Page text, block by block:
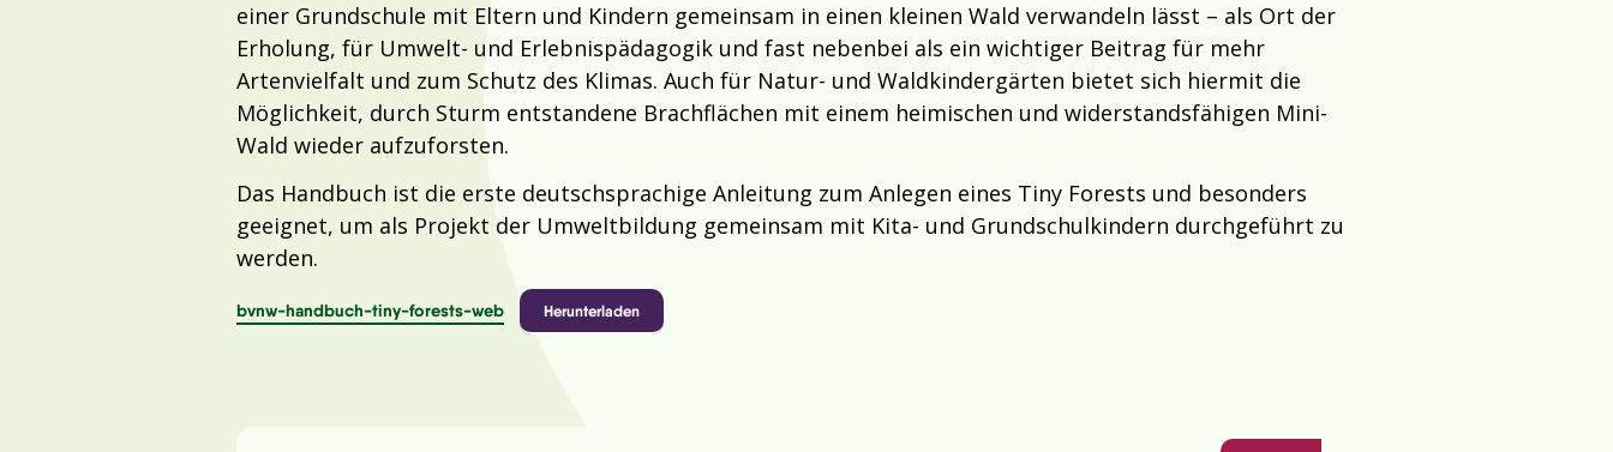
einer Grundschule mit Eltern und Kindern gemeinsam in einen kleinen Wald verwandeln lässt – als Ort der
Erholung, für Umwelt- und Erlebnispädagogik und fast nebenbei als ein wichtiger Beitrag für mehr
Artenvielfalt und zum Schutz des Klimas. Auch für Natur- und Waldkindergärten bietet sich hiermit die
Möglichkeit, durch Sturm entstandene Brachflächen mit einem heimischen und widerstandsfähigen Mini-
Wald wieder aufzuforsten.
Das Handbuch ist die erste deutschsprachige Anleitung zum Anlegen eines Tiny Forests und besonders
geeignet, um als Projekt der Umweltbildung gemeinsam mit Kita- und Grundschulkindern durchgeführt zu
werden.
bvnw-handbuch-tiny-forests-web Herunterladen